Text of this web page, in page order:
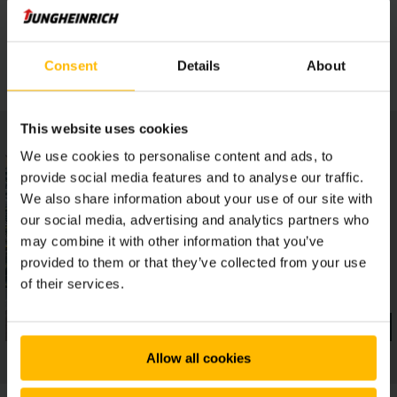
Consent Details About
This website uses cookies
We use cookies to personalise content and ads, to
provide social media features and to analyse our traffic.
We also share information about your use of our site with
our social media, advertising and analytics partners who
may combine it with other information that you’ve
provided to them or that they’ve collected from your use
of their services.
Allow all cookies